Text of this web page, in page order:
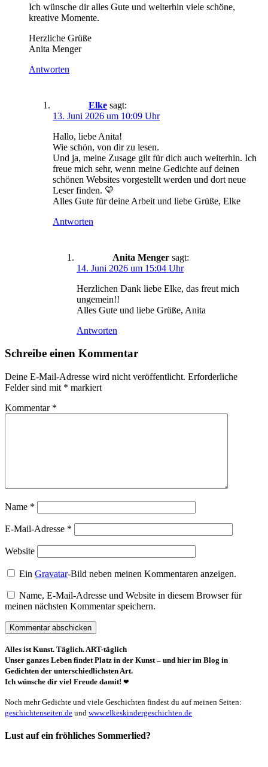
Ich wünsche dir alles Gute und weiterhin viele schöne,
kreative Momente.
Herzliche Grüße
Anita Menger
Antworten
Elke sagt:
13. Juni 2026 um 10:09 Uhr
Hallo, liebe Anita!
Wie schön, von dir zu lesen.
Und ja, meine Zusage gilt für dich auch weiterhin. Ich
freue mich sehr, wenn meine Gedichte auf deinen
schönen Websites vorgestellt werden und dort neue
Leser finden. 💛
Alles Gute für deine Arbeit und liebe Grüße, Elke
Antworten
Anita Menger sagt:
14. Juni 2026 um 15:04 Uhr
Herzlichen Dank liebe Elke, das freut mich
ungemein!!
Alles Gute und liebe Grüße, Anita
Antworten
Schreibe einen Kommentar
Deine E-Mail-Adresse wird nicht veröffentlicht. Erforderliche
Felder sind mit * markiert
Kommentar *
Name *
E-Mail-Adresse *
Website
EinGravatar-Bild neben meinen Kommentaren anzeigen.
Name, E-Mail-Adresse und Website in diesem Browser für
meinen nächsten Kommentar speichern.
Alles ist Kunst. Täglich. ART-täglich
Unser ganzes Leben findet Platz in der Kunst – und hier im Blog in
Gedichten der unterschiedlichsten Art.
Ich wünsche dir viel Freude damit! ❤
Noch mehr Gedichte und viele Geschichten findest du auf meinen Seiten:
geschichtenseiten.de und www.elkeskindergeschichten.de
Lust auf ein fröhliches Sommerlied?